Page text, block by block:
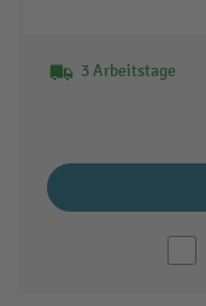
3 Arbeitstage